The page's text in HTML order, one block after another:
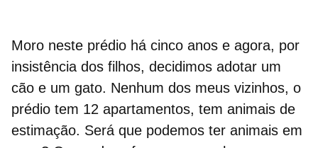
Moro neste prédio há cinco anos e agora, por
insistência dos filhos, decidimos adotar um
cão e um gato. Nenhum dos meus vizinhos, o
prédio tem 12 apartamentos, tem animais de
estimação. Será que podemos ter animais em